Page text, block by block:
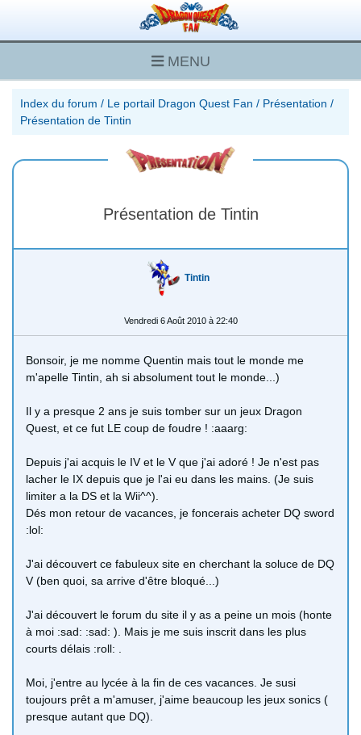
MENU
Index du forum / Le portail Dragon Quest Fan / Présentation /
Présentation de Tintin
Présentation de Tintin
Tintin
Vendredi 6 Août 2010 à 22:40
Bonsoir, je me nomme Quentin mais tout le monde me
m'apelle Tintin, ah si absolument tout le monde...)
Il y a presque 2 ans je suis tomber sur un jeux Dragon
Quest, et ce fut LE coup de foudre ! :aaarg:
Depuis j'ai acquis le IV et le V que j'ai adoré ! Je n'est pas
lacher le IX depuis que je l'ai eu dans les mains. (Je suis
limiter a la DS et la Wii^^).
Dés mon retour de vacances, je foncerais acheter DQ sword
:lol:
J'ai découvert ce fabuleux site en cherchant la soluce de DQ
V (ben quoi, sa arrive d'être bloqué...)
J'ai découvert le forum du site il y as a peine un mois (honte
à moi :sad: :sad: ). Mais je me suis inscrit dans les plus
courts délais :roll: .
Moi, j'entre au lycée à la fin de ces vacances. Je susi
toujours prêt a m'amuser, j'aime beaucoup les jeux sonics (
presque autant que DQ).